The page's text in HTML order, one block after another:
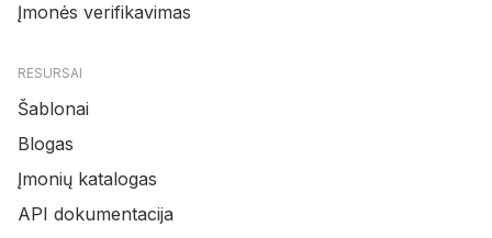
Įmonės verifikavimas
RESURSAI
Šablonai
Blogas
Įmonių katalogas
API dokumentacija